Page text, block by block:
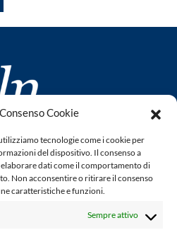
Cookie
tecnologie come i cookie per
del dispositivo. Il consenso a
dati come il comportamento di
Non acconsentire o ritirare il consenso
caratteristiche e funzioni.
Sempre attivo
Romano Luperini
una testata giornalistica in
alcuna periodicità. Non può
L'autore non è responsabile per